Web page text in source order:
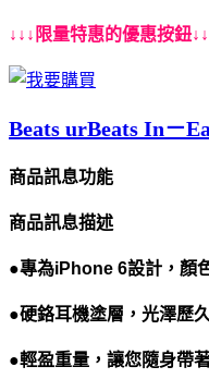
↓↓↓限量特惠的優惠按鈕
Beats urBeats In－
商品訊息功能
商品訊息描述
●專為iPhone 6設計，顏
●硬鉻耳機塗層，光澤歷
●輕盈重量 ，讓您隨身帶